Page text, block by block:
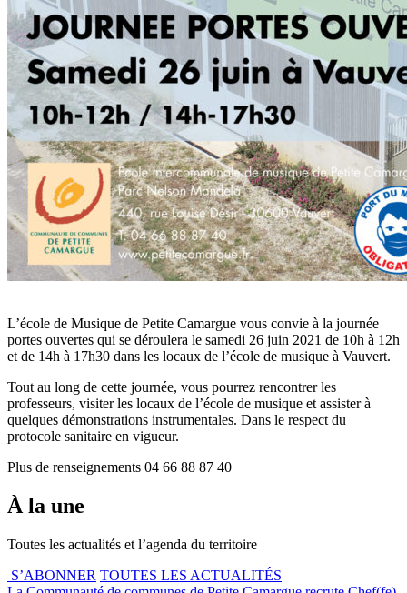
L’école de Musique de Petite Camargue vous convie à la journée
portes ouvertes qui se déroulera le samedi 26 juin 2021 de 10h à 12h
et de 14h à 17h30 dans les locaux de l’école de musique à Vauvert.
Tout au long de cette journée, vous pourrez rencontrer les
professeurs, visiter les locaux de l’école de musique et assister à
quelques démonstrations instrumentales. Dans le respect du
protocole sanitaire en vigueur.
Plus de renseignements 04 66 88 87 40
À la une
Toutes les actualités et l’agenda du territoire
S’ABONNER TOUTES LES ACTUALITÉS